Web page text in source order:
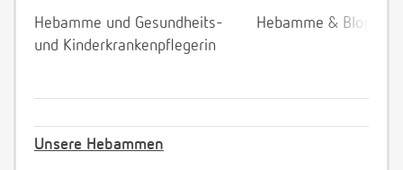
Hebamme und Gesundheits-
und Kinderkrankenpflegerin
Hebamme &
Unsere Hebammen